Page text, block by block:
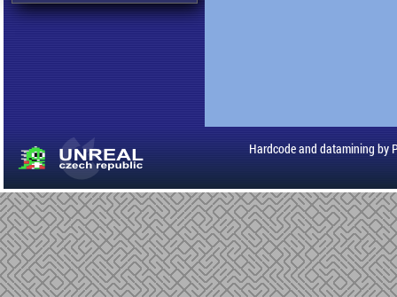
Hardcode and datamining by